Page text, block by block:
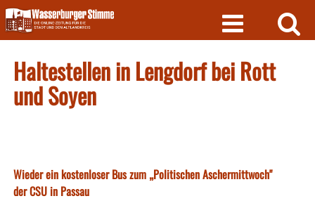
Skip
to
content
Haltestellen in Lengdorf bei Rott
und Soyen
Wieder ein kostenloser Bus zum „Politischen Aschermittwoch"
der CSU in Passau